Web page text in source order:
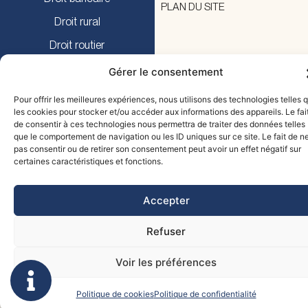
Refuser
Politique de cookiesPolitique de confidentialité
Droit rural
Droit routier
PLAN DU SITE
Gérer le consentement